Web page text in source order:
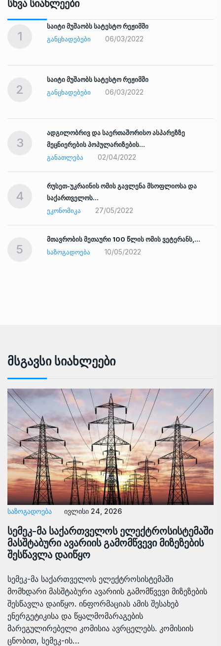
Სხვა Სიახლეები
1
საიტი მუშაობს სატესტო რეჟიმში
ᲒᲐᲜᲪᲮᲐᲓᲔᲑᲔᲑᲘ
06/03/2022
2
საიტი მუშაობს სატესტო რეჟიმში
ᲒᲐᲜᲪᲮᲐᲓᲔᲑᲔᲑᲘ
06/03/2022
3
ადგილობრივ და საერთაშორისო ასპარეზზე
მეცნიერების პოპულარიზების…
ᲒᲐᲜᲐᲗᲚᲔᲑᲐ
02/04/2022
4
რუსეთ-უკრაინის ომის გავლენა მსოფლიოსა და
საქართველოს…
ᲔᲙᲝᲜᲝᲛᲘᲙᲐ
27/05/2022
5
მთავრობის მეთაური 100 წლის ომის ვეტერანს,…
ᲡᲐᲖᲝᲒᲐᲓᲝᲔᲑᲐ
10/05/2022
Მსგავსი Სიახლეები
ᲡᲐᲖᲝᲒᲐᲓᲝᲔᲑᲐ ივლისი 24, 2026
სემეკ-მა საქართველოს ელექტროსისტემაში
მასშტაბური ავარიის გამომწვევი მიზეზების
შესწავლა დაიწყო
სემეკ-მა საქართველოს ელექტროსისტემაში
მომხდარი მასშტაბური ავარიის გამომწვევი მიზეზების
შესწავლა დაიწყო. ინფორმაციას ამის შესახებ
ენერგეტიკისა და წყალმომარაგების
მარეგულირებელი კომისია ავრცელებს. კომისიის
ცნობით, სემეკ-ის…